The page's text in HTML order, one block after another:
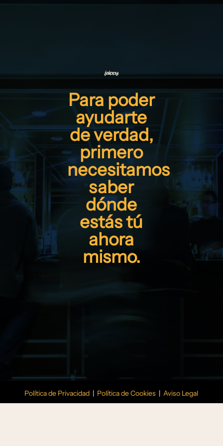
Para poder
ayudarte
de verdad,
primero
necesitamos
saber
dónde
estás tú
ahora
mismo.
Política de Privacidad | Política de Cookies |Aviso Legal